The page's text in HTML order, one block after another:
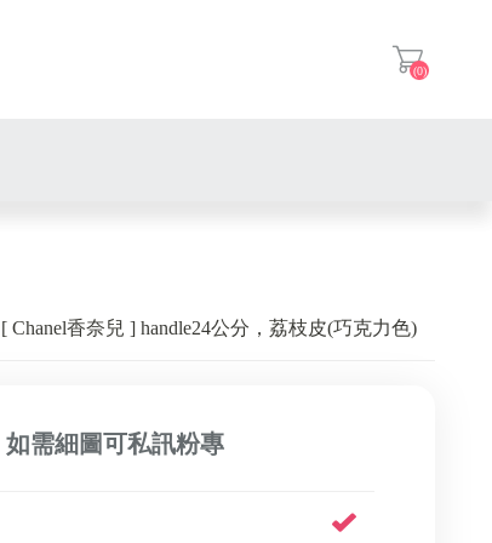
(0)
[ Chanel香奈兒 ] handle24公分，荔枝皮(巧克力色)
需細圖可私訊粉專